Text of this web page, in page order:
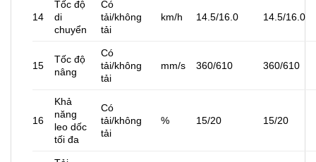
14
Tốc độ
di
chuyển
Có
tải/không
tải
km/h 14.5/16.0 14.5/16.0
15
Tốc độ
nâng
Có
tải/không
tải
mm/s 360/610 360/610
16
Khả
năng
leo dốc
tối đa
Có
tải/không
tải
% 15/20 15/20